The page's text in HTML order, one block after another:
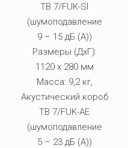
TB 7/FUK-SI
(шумоподавление
9 – 15 дБ (A))
Размеры (ДxГ):
1120 x 280 мм
Масса: 9,2 кг,
Акустический короб
TB 7/FUK-AE
(шумоподавление
5 – 23 дБ (A))